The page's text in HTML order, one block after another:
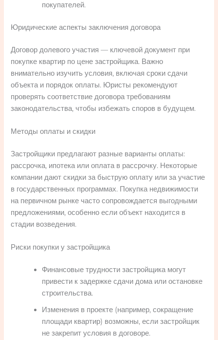
покупателей.
Юридические аспекты заключения договора
Договор долевого участия — ключевой документ при
покупке квартир по цене застройщика. Важно
внимательно изучить условия, включая сроки сдачи
объекта и порядок оплаты. Юристы рекомендуют
проверять соответствие договора требованиям
законодательства, чтобы избежать споров в будущем.
Методы оплаты и скидки
Застройщики предлагают разные варианты оплаты:
рассрочка, ипотека или оплата в рассрочку. Некоторые
компании дают скидки за быструю оплату или за участие
в государственных программах. Покупка недвижимости
на первичном рынке часто сопровождается выгодными
предложениями, особенно если объект находится в
стадии возведения.
Риски покупки у застройщика
Финансовые трудности застройщика могут
привести к задержке сдачи дома или остановке
строительства.
Изменения в проекте (например, сокращение
площади квартир) возможны, если застройщик
не закрепит условия в договоре.